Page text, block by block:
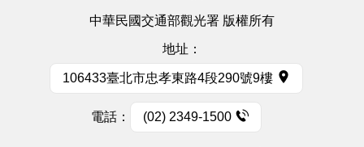
中華民國交通部觀光署 版權所有
地址：
106433臺北市忠孝東路4段290號9樓
電話： (02) 2349-1500